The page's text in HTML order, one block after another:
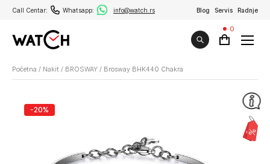
Call Centar: Whatsapp: info@watch.rs Blog Servis Radnje
0
Početna / Nakit / BROSWAY / Brosway BHK440 Chakra
-20%